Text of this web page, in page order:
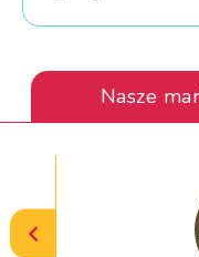
Nasze